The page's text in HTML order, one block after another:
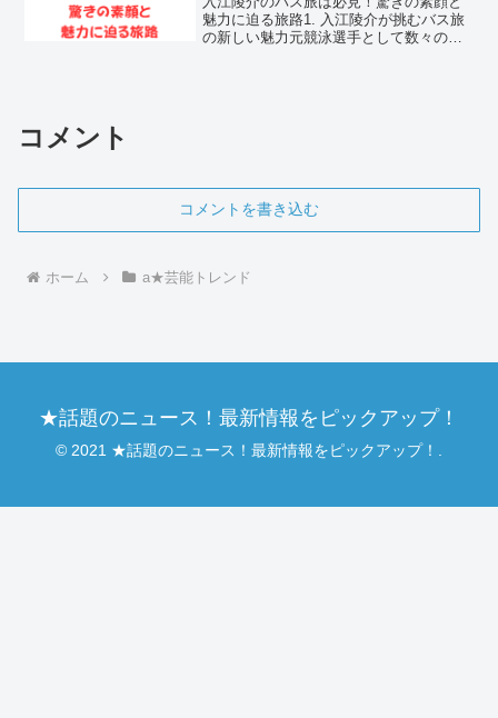
魅力に迫る旅路1. 入江陵介が挑むバス旅
の新しい魅力元競泳選手として数々のメ
コメント
コメントを書き込む
ホーム a★芸能トレンド
★話題のニュース！最新情報をピックアップ！
© 2021 ★話題のニュース！最新情報をピックアップ！.